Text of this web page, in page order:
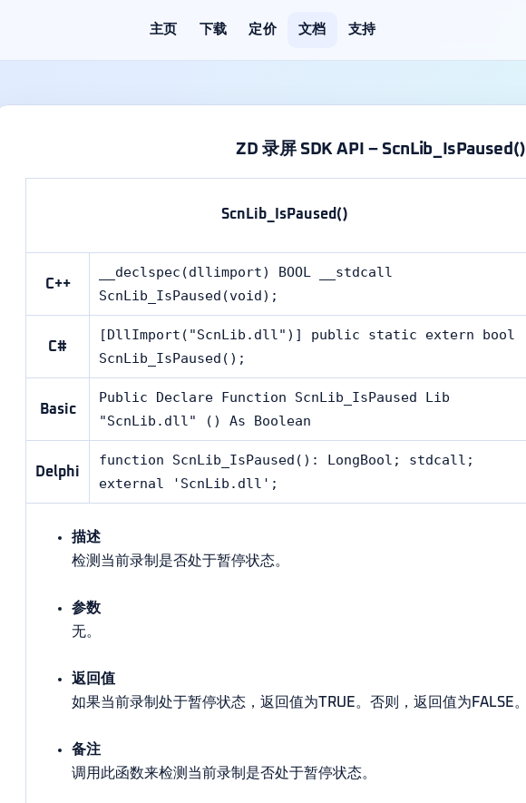
主页 下载 定价 文档 支持
ZD 录屏 SDK API – ScnLib_IsPaused()
ScnLib_IsPaused()
C++
__declspec(dllimport) BOOL __stdcall
ScnLib_IsPaused(void);
C#
[DllImport("ScnLib.dll")] public static extern bool
ScnLib_IsPaused();
Basic
Public Declare Function ScnLib_IsPaused Lib
"ScnLib.dll" () As Boolean
Delphi
function ScnLib_IsPaused(): LongBool; stdcall;
external 'ScnLib.dll';
描述
检测当前录制是否处于暂停状态。
参数
无。
返回值
如果当前录制处于暂停状态，返回值为TRUE。否则，返回值为FALSE。
备注
调用此函数来检测当前录制是否处于暂停状态。